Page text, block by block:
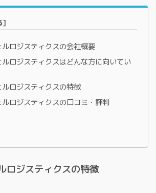
ルロジスティクスの会社概要
ルロジスティクスはどんな方に向いてい
ルロジスティクスの特徴
ルロジスティクスの口コミ・評判
ロジスティクスの特徴